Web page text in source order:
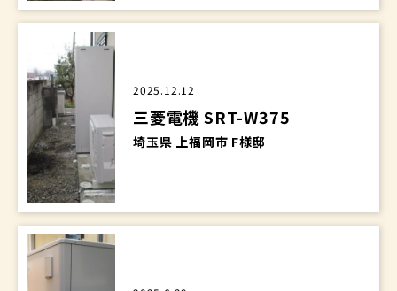
2025.12.12
三菱電機 SRT-W375
埼玉県 上福岡市 F様邸